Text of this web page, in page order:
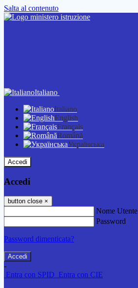
Salta al contenuto
Italiano
Italiano
English
Français
Română
Українська
Accedi
Accedi
button close ×
Nome Utente
Password
Password dimenticata?
-
Entra con SPID Entra con CIE